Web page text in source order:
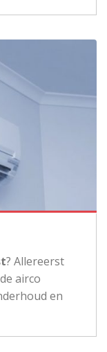
? Allereerst
airco
en